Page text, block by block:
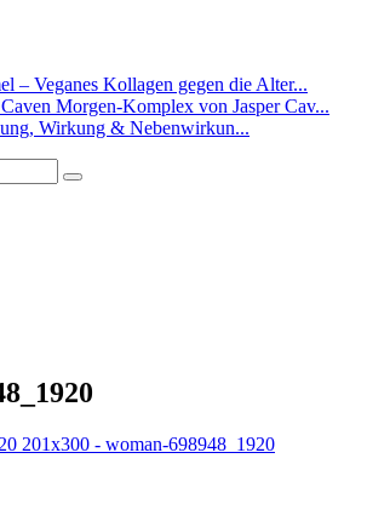
– Veganes Kollagen gegen die Alter...
Morgen-Komplex von Jasper Cav...
Wirkung & Nebenwirkun...